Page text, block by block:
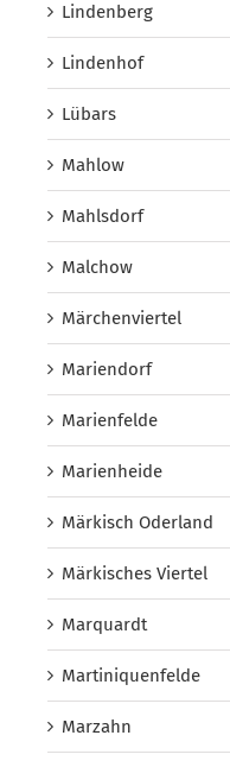
Lindenberg
Lindenhof
Lübars
Mahlow
Mahlsdorf
Malchow
Märchenviertel
Mariendorf
Marienfelde
Marienheide
Märkisch Oderland
Märkisches Viertel
Marquardt
Martiniquenfelde
Marzahn